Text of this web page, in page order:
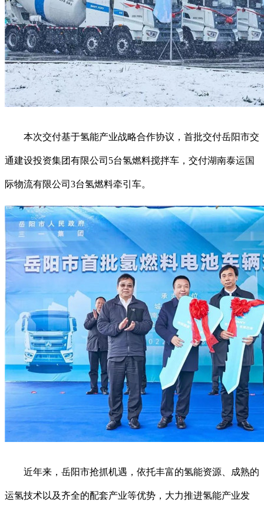
本次交付基于氢能产业战略合作协议，首批交付岳阳市交
通建设投资集团有限公司5台氢燃料搅拌车，交付湖南泰运国
际物流有限公司3台氢燃料牵引车。
近年来，岳阳市抢抓机遇，依托丰富的氢能资源、成熟的
运氢技术以及齐全的配套产业等优势，大力推进氢能产业发